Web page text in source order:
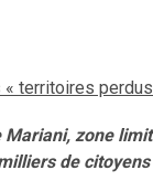
territoires
zone
de